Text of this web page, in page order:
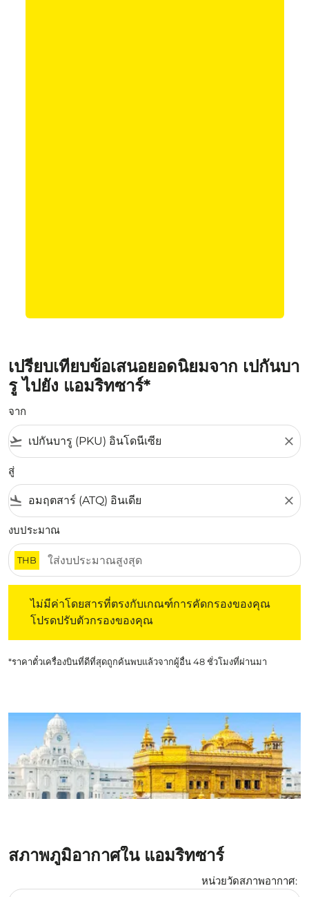
เปรียบเทียบข้อเสนอยอดนิยมจาก เปกันบา
รู ไปยัง แอมริทซาร์*
จาก
flight_takeoff close
สู่
flight_land close
งบประมาณ
THB
ไม่มีค่าโดยสารที่ตรงกับเกณฑ์การคัดกรองของคุณ
โปรดปรับตัวกรองของคุณ
*ราคาตั๋วเครื่องบินที่ดีที่สุดถูกค้นพบแล้วจากผู้อื่น 48 ชั่วโมงที่ผ่านมา
สภาพภูมิอากาศใน แอมริทซาร์
หน่วยวัดสภาพอากาศ: